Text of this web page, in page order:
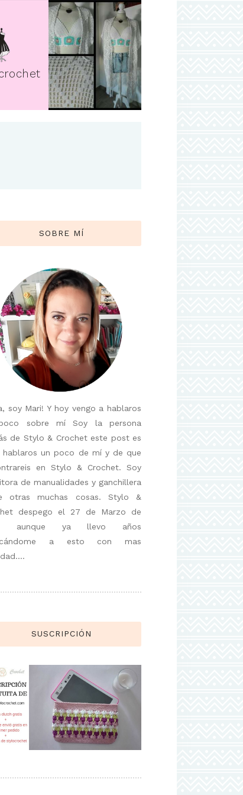
SOBRE MÍ
soy Mari! Y hoy vengo a hablaros
sobre mí Soy la persona
de Stylo & Crochet este post es
hablaros un poco de mí y de que
en Stylo & Crochet. Soy
de manualidades y ganchillera
otras muchas cosas. Stylo &
despego el 27 de Marzo de
aunque ya llevo años
a esto con mas
SUSCRIPCIÓN